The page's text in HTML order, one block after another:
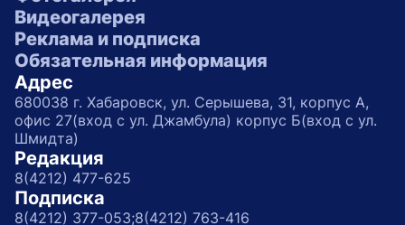
Видеогалерея
Реклама и подписка
Обязательная информация
Адрес
680038 г. Хабаровск, ул. Серышева, 31, корпус А,
офис 27(вход с ул. Джамбула) корпус Б(вход с ул.
Шмидта)
Редакция
8(4212) 477-625
Подписка
8(4212) 377-053;8(4212) 763-416